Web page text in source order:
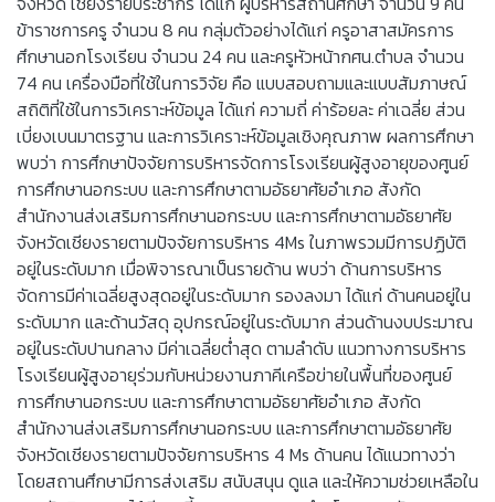
ข้าราชการครู จำนวน 8 คน กลุ่มตัวอย่างได้แก่ ครูอาสาสมัครการ
ศึกษานอกโรงเรียน จำนวน 24 คน และครูหัวหน้ากศน.ตำบล จำนวน
74 คน เครื่องมือที่ใช้ในการวิจัย คือ แบบสอบถามและแบบสัมภาษณ์
สถิติที่ใช้ในการวิเคราะห์ข้อมูล ได้แก่ ความถี่ ค่าร้อยละ ค่าเฉลี่ย ส่วน
เบี่ยงเบนมาตรฐาน และการวิเคราะห์ข้อมูลเชิงคุณภาพ ผลการศึกษา
พบว่า การศึกษาปัจจัยการบริหารจัดการโรงเรียนผู้สูงอายุของศูนย์
การศึกษานอกระบบ และการศึกษาตามอัธยาศัยอำเภอ สังกัด
สำนักงานส่งเสริมการศึกษานอกระบบ และการศึกษาตามอัธยาศัย
จังหวัดเชียงรายตามปัจจัยการบริหาร 4Ms ในภาพรวมมีการปฏิบัติ
อยู่ในระดับมาก เมื่อพิจารณาเป็นรายด้าน พบว่า ด้านการบริหาร
จัดการมีค่าเฉลี่ยสูงสุดอยู่ในระดับมาก รองลงมา ได้แก่ ด้านคนอยู่ใน
ระดับมาก และด้านวัสดุ อุปกรณ์อยู่ในระดับมาก ส่วนด้านงบประมาณ
อยู่ในระดับปานกลาง มีค่าเฉลี่ยต่ำสุด ตามลำดับ แนวทางการบริหาร
โรงเรียนผู้สูงอายุร่วมกับหน่วยงานภาคีเครือข่ายในพื้นที่ของศูนย์
การศึกษานอกระบบ และการศึกษาตามอัธยาศัยอำเภอ สังกัด
สำนักงานส่งเสริมการศึกษานอกระบบ และการศึกษาตามอัธยาศัย
จังหวัดเชียงรายตามปัจจัยการบริหาร 4 Ms ด้านคน ได้แนวทางว่า
โดยสถานศึกษามีการส่งเสริม สนับสนุน ดูแล และให้ความช่วยเหลือใน